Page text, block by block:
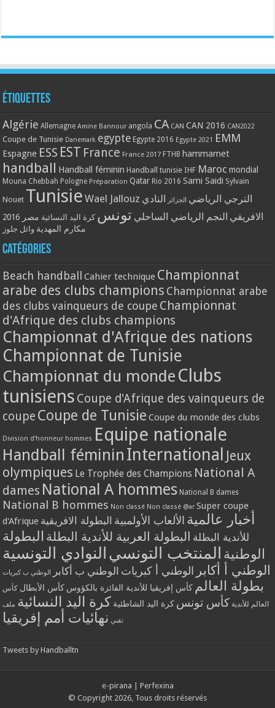
Étiquettes
Algérie Allemagne Amine Bannour angola CA CAN CAN 2016 CAN2022
Coupe de Tunisie Danemark egypte Egypte 2016 Egypte 2021 EMM
Espagne ESS EST France France 2017 FTHB hammamet
handball Handball féminin Handball tunisie IHF Maroc mondial
Mouna Chebbah Pologne Préparation Qatar Rio 2016 Sami Saidi Sylvain
Nouet Tunisie Wael Jallouz الترجي الرياضي الجزائر النادي
الافريقي النجم الرياضي الساحلي تونس كرة اليد النسائية مصر 2016
مكارم المهدية وائل جلوز
Catégories
Beach handball Cahier technique Championnat
arabe des clubs champions Championnat arabe
des clubs vainqueurs de coupe Championnat
d'Afrique des clubs champions
Championnat d'Afrique des nations
Championnat de Tunisie
Championnat du monde Clubs
tunisiens Coupe d'Afrique des vainqueurs de
coupe Coupe de Tunisie Coupe du monde des clubs
Division d'honneur hommes Equipe nationale
Handball féminin International Jeux
olympiques Le Trophée des Champions National A
dames National A hommes National B dames
National B hommes Non classé Non classé @ar Super coupe
d'Afrique
أخبار عالمية الألعاب الأولمبية البطولة الافريقية
للأندية البطلة البطولة العربية للأندية البطلة البطولة
الوطنية المنتخب التونسي النوادي التونسية
الوطني أ أكابر الوطني أ كبريات الوطني ب أكابر الوطني ب كبريات
بطولة العالم كأس إفريقيا للأندية الفائزة بالكؤوس كأس الأبطال كأس
العالم للأندية كأس تونس كرة اليد الشاطئية كرة اليد النسائية ملف
تقني نهائيات أمم إفريقيا
Tweets by Handballtn
e-pirana
Perfexina
© Copyright 2026, Tous droits réservés